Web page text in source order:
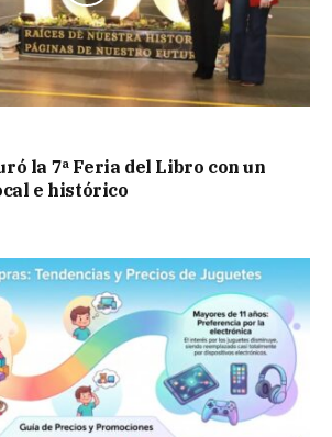
la 7ª Feria del Libro con un
e histórico